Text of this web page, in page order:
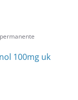
100mg uk